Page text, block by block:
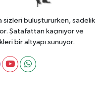
sizleri buluştururken, sadelik
Şatafattan kaçınıyor ve
bir altyapı sunuyor.